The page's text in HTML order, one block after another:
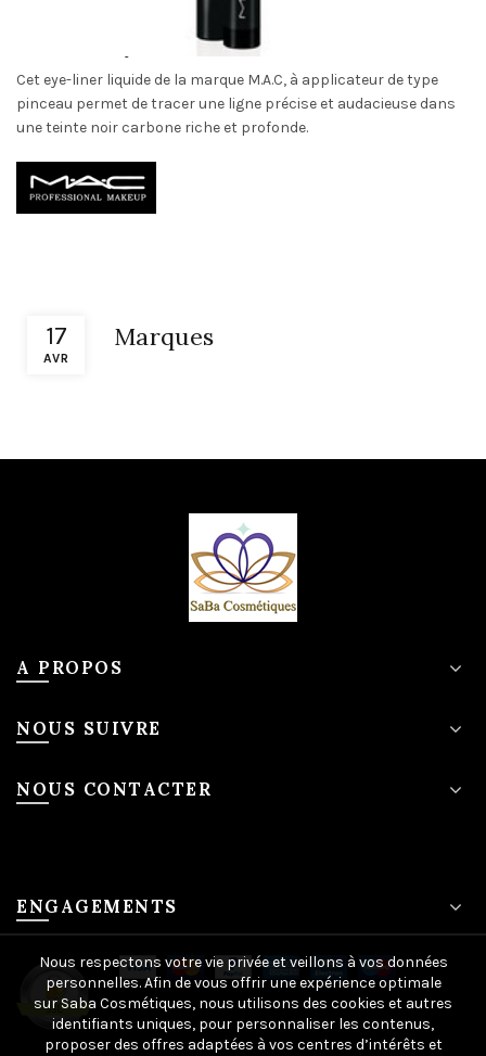
M.A.C. : Eye Liner Penultimate
Cet eye-liner liquide de la marque M.A.C, à applicateur de type
pinceau permet de tracer une ligne précise et audacieuse dans
une teinte noir carbone riche et profonde.
17
AVR
Marques
A PROPOS
NOUS SUIVRE
NOUS CONTACTER
ENGAGEMENTS
Nous respectons votre vie privée et veillons à vos données
personnelles. Afin de vous offrir une expérience optimale
sur Saba Cosmétiques, nous utilisons des cookies et autres
identifiants uniques, pour personnaliser les contenus,
proposer des offres adaptées à vos centres d’intérêts et